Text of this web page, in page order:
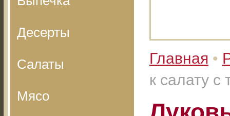
Десерты
Салаты
Мясо
Главная •
к салату с